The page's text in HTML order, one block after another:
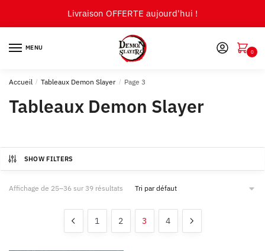
Livraison OFFERTE aujourd'hui !
MENU
0
Accueil / Tableaux Demon Slayer / Page 3
Tableaux Demon Slayer
SHOW FILTERS
Affichage de 25–36 sur 39 résultats
1 2 3 4